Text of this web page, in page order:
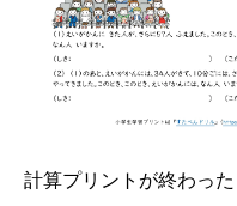
計算プリントが終わっ